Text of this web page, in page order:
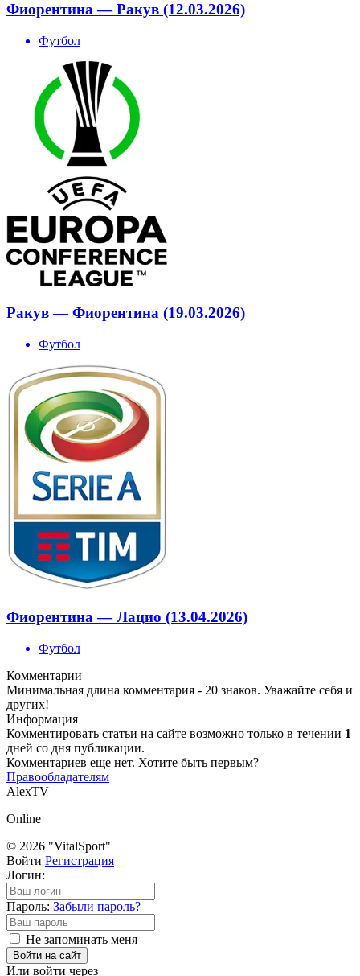
Фиорентина — Ракув (12.03.2026)
Футбол
Ракув — Фиорентина (19.03.2026)
Футбол
Фиорентина — Лацио (13.04.2026)
Футбол
Комментарии
Минимальная длина комментария - 20 знаков. Уважайте себя и
других!
Информация
Комментировать статьи на сайте возможно только в течении 1
дней со дня публикации.
Комментариев еще нет. Хотите быть первым?
Правообладателям
AlexTV
Online
© 2026 "VitalSport"
Войти Регистрация
Логин:
Пароль: Забыли пароль?
Не запоминать меня
Войти на сайт
Или войти через